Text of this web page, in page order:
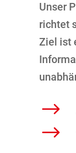
Unser
richtet
Ziel ist
$
$